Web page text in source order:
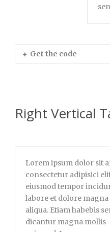
Get the code
Right Vertical
Lorem ipsum dolor sit
consectetur adipisici
eiusmod tempor
labore et dolore magna
aliqua. Etiam habebis
dicantur magna mollis